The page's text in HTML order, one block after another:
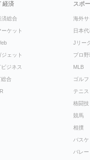
経済
済総合
ーケット
ジェット
ビジネス
総合
スポ
海外サ
日本代
Jリー
プロ野
MLB
ゴルフ
テニス
格闘技
競馬
相撲
バスケ
バレー